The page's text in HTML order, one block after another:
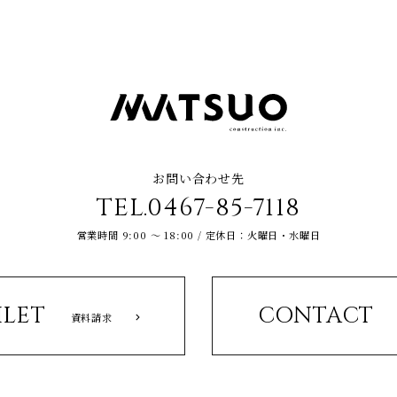
お問い合わせ先
TEL.0467-85-7118
営業時間 9:00 ～ 18:00 / 定休日：火曜日・水曜日
資料請求 CONTACT